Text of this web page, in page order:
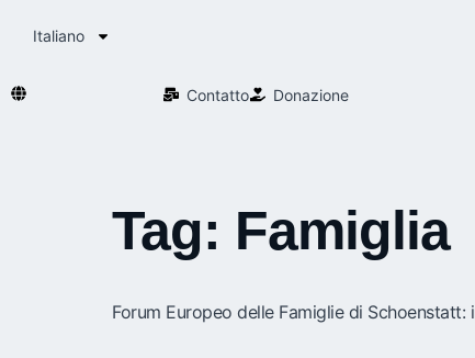
Italiano
Contatto Donazione
Tag: Famiglia
Forum Europeo delle Famiglie di